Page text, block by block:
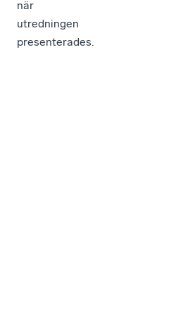
när
utredningen
presenterades.